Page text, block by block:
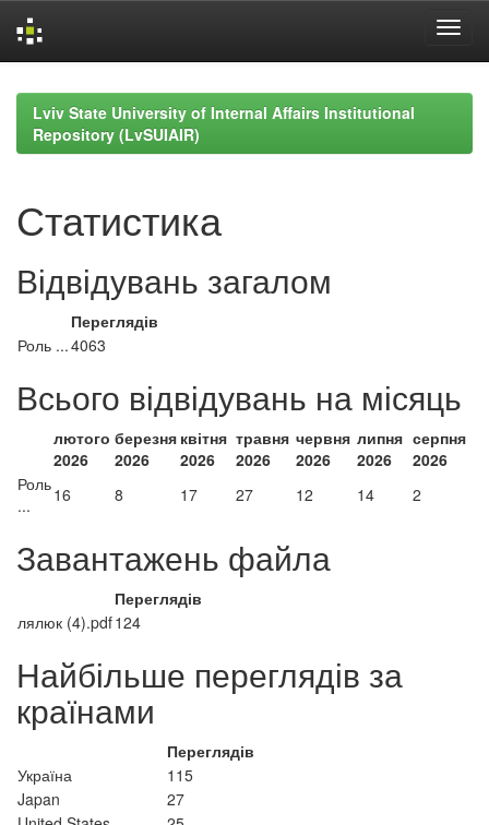
navigationLviv State University of Internal Affairs Institutional
Repository (LvSUIAIR)
Статистика
Відвідувань загалом
Переглядів
Роль ...4063
Всього відвідувань на місяць
лютого
2026
березня
2026
квітня
2026
травня
2026
червня
2026
липня
2026
серпня
2026
Роль
...
16 8 17 27 12 14 2
Завантажень файла
Переглядів
лялюк (4).pdf124
Найбільше переглядів за
країнами
Переглядів
Україна
115
Japan
27